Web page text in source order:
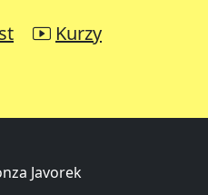
Kurzy
Javorek